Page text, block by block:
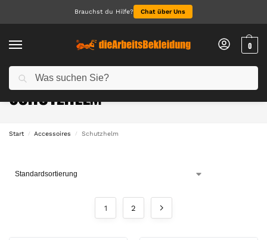
Brauchst du Hilfe? Chat über Uns
0
SCHUTZHELM
Start / Accessoires / Schutzhelm
1 2